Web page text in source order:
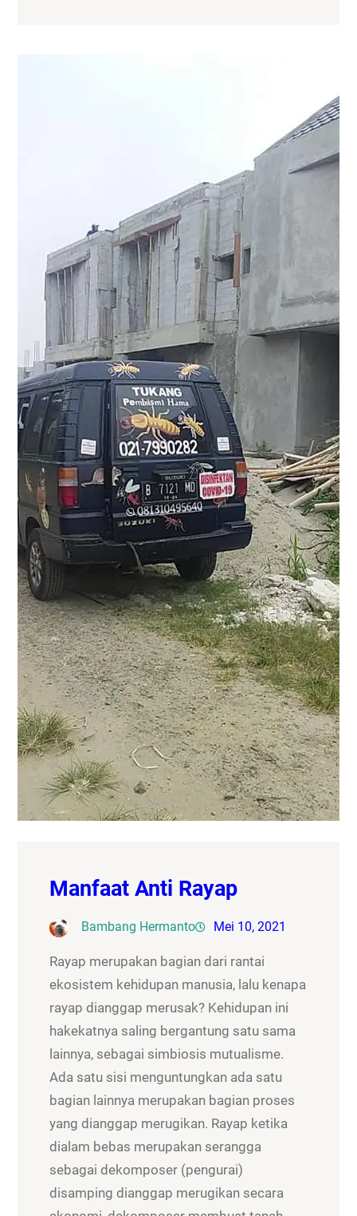
Manfaat Anti Rayap
Bambang Hermanto Mei 10, 2021
Rayap merupakan bagian dari rantai
ekosistem kehidupan manusia, lalu kenapa
rayap dianggap merusak? Kehidupan ini
hakekatnya saling bergantung satu sama
lainnya, sebagai simbiosis mutualisme.
Ada satu sisi menguntungkan ada satu
bagian lainnya merupakan bagian proses
yang dianggap merugikan. Rayap ketika
dialam bebas merupakan serangga
sebagai dekomposer (pengurai)
disamping dianggap merugikan secara